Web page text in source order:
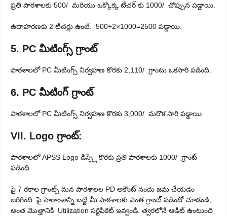
ప్రతి పాఠశాలకు 500/ మరియు ఒక్కొక్క టీచర్ కు 1000/ చొప్పున పడ్డాయి.
ఉదాహరణకు 2 టీచర్లు ఉంటే. 500+2×1000=2500 పడ్డాయి.
5. PC మీటింగ్స్ గ్రాంట్
పాఠశాలలో PC మీటింగ్స్ నిర్వహణ కొరకు 2,110/ గ్రాంటు ఒకసారి పడింది.
6. PC మీటింగ్ గ్రాంట్
పాఠశాలలో PC మీటింగ్స్ నిర్వహణ కొరకు 3,000/ మరొక సారి పడ్డాయి.
VII. Logo గ్రాంట్:
పాఠశాలలో APSS Logo డిస్ప్లే కొరకు ప్రతి పాఠశాలకు 1000/ గ్రాంట్
పడింది.
పై 7 రకాల గ్రాంట్స్ మన పాఠశాలల PD అకౌంట్ నందు జమ చేయడం
జరిగింది. పై సారాంశాన్ని బట్టి మీ పాఠశాలకు ఎంత గ్రాంట్ పడిందో చూడండి,
అంత మొత్తానికి Utilization సర్టిఫికెట్ ఇవ్వండి. త్వరలోనే ఆడిట్ ఉంటుంది